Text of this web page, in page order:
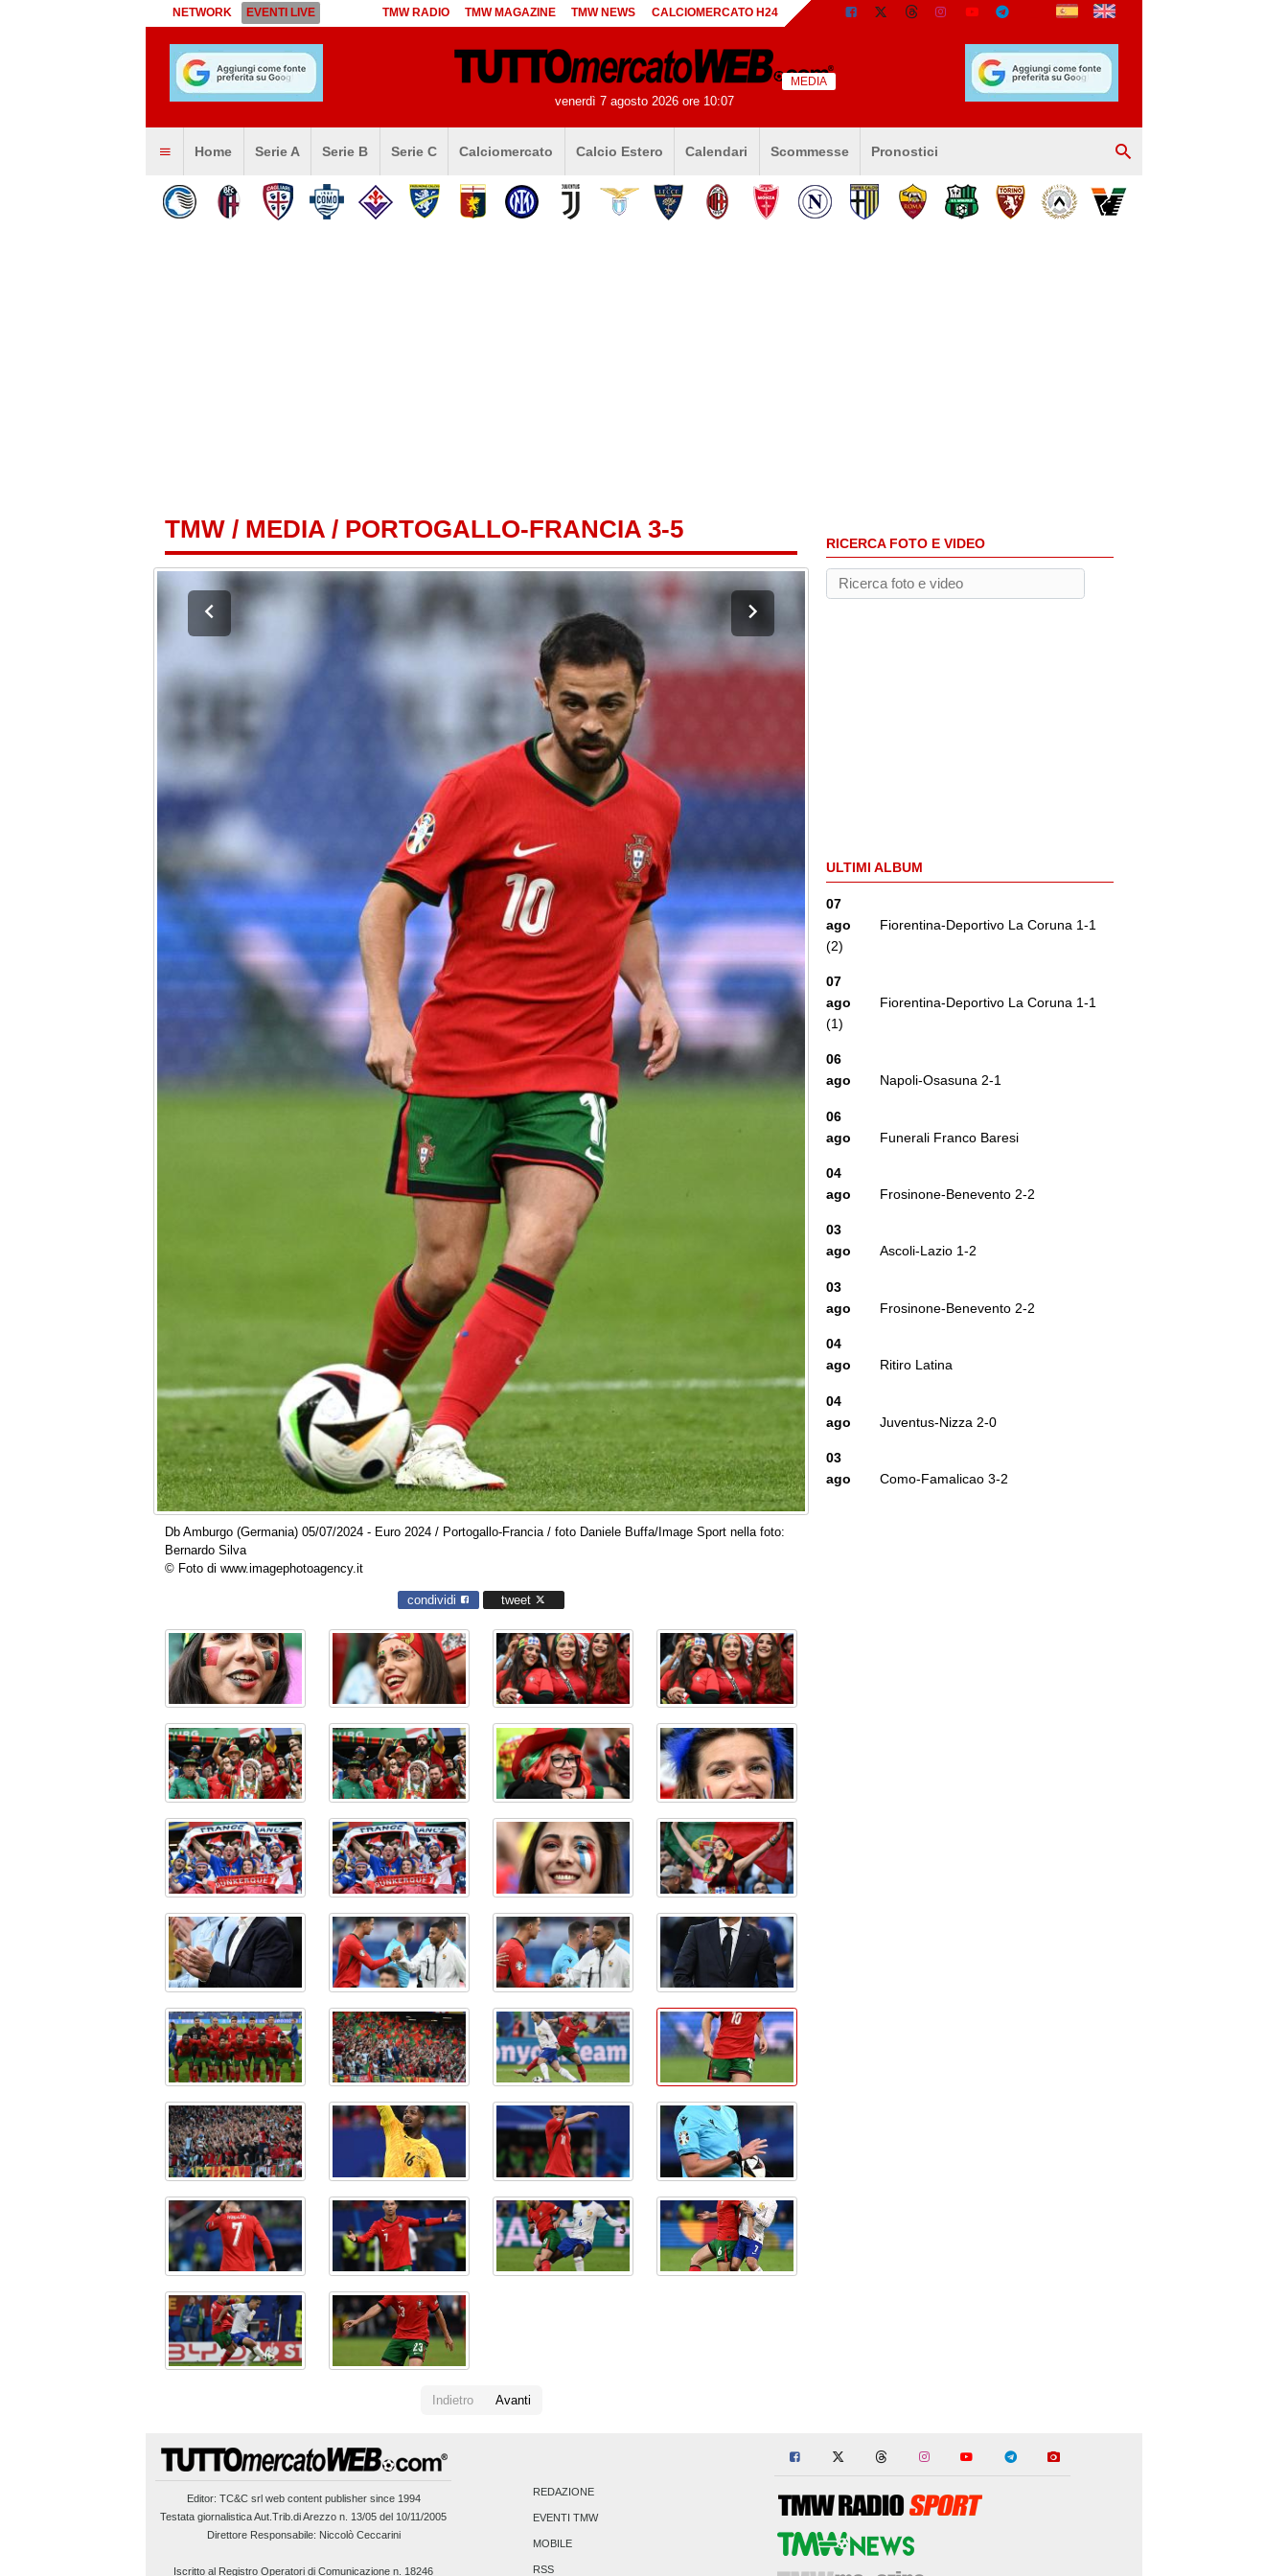
NETWORK EVENTI LIVE TMW RADIO TMW MAGAZINE TMW NEWS CALCIOMERCATO H24
venerdì 7 agosto 2026 ore 10:07
MEDIA
Home Serie A Serie B Serie C Calciomercato Calcio Estero Calendari Scommesse Pronostici
TMW / MEDIA / PORTOGALLO-FRANCIA 3-5
Db Amburgo (Germania) 05/07/2024 - Euro 2024 / Portogallo-Francia / foto Daniele Buffa/Image Sport nella foto:
Bernardo Silva
© Foto di www.imagephotoagency.it
condividi tweet
Indietro Avanti
RICERCA FOTO E VIDEO
ULTIMI ALBUM
07
ago
Fiorentina-Deportivo La Coruna 1-1
(2)
07
ago
Fiorentina-Deportivo La Coruna 1-1
(1)
06
ago
Napoli-Osasuna 2-1
06
ago
Funerali Franco Baresi
04
ago
Frosinone-Benevento 2-2
03
ago
Ascoli-Lazio 1-2
03
ago
Frosinone-Benevento 2-2
04
ago
Ritiro Latina
04
ago
Juventus-Nizza 2-0
03
ago
Como-Famalicao 3-2
Editor: TC&C srlweb content publisher since 1994
Testata giornalistica Aut.Trib.di Arezzo n. 13/05 del 10/11/2005
Direttore Responsabile: Niccolò Ceccarini
Iscritto al Registro Operatori di Comunicazione n. 18246
REDAZIONE
EVENTI TMW
MOBILE
RSS